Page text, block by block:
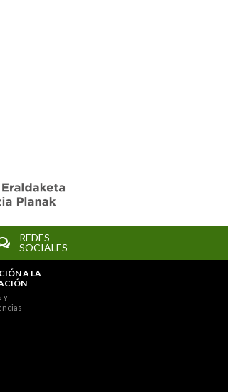
REDES
SOCIALES
A LA
y